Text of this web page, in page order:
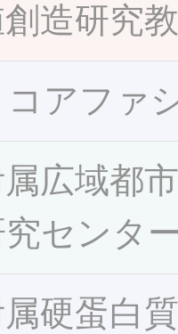
造研究
アファ
広域都
センタ
硬蛋白